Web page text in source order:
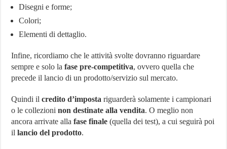
Disegni e forme;
Colori;
Elementi di dettaglio.
Infine, ricordiamo che le attività svolte dovranno riguardare
sempre e solo la fase pre-competitiva, ovvero quella che
precede il lancio di un prodotto/servizio sul mercato.
Quindi ilcredito d’imposta riguarderà solamente i campionari
o le collezioninon destinate alla vendita. O meglio non
ancora arrivate allafase finale (quella dei test), a cui seguirà poi
illancio del prodotto.